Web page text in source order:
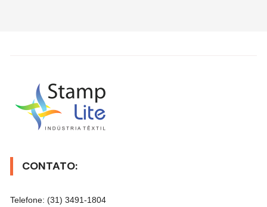
CONTATO:
Telefone: (31) 3491-1804